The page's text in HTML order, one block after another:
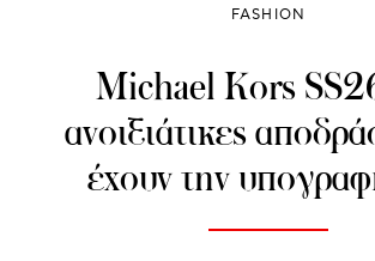
FASHION
Michael Kors
ανοιξιάτικες
έχουν την